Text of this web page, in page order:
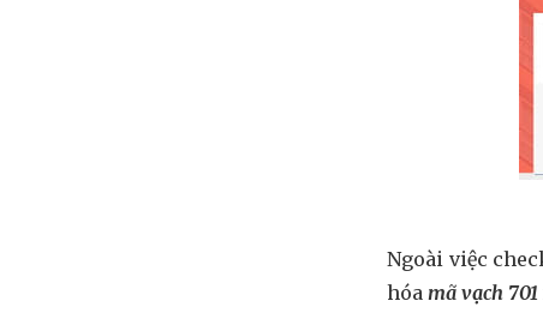
Ngoài việc
hóa mã vạch 701